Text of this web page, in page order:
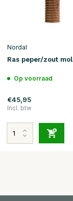
Nordal
Ras peper/zout
Op voorraad
€45,95
Incl. btw